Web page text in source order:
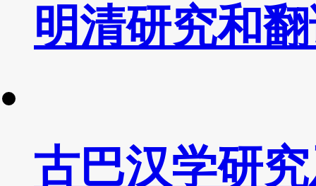
明清研究和
古巴汉学研